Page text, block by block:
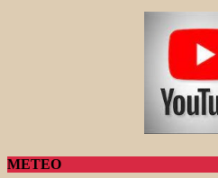
METEO